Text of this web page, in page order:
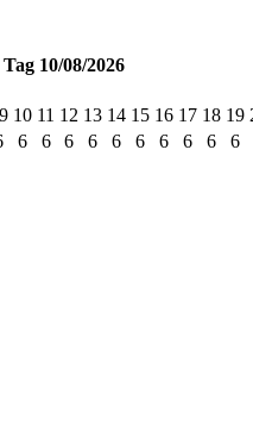
10/08/2026
10 11 12 13 14 15 16 17 18 19
6 6 6 6 6 6 6 6 6 6